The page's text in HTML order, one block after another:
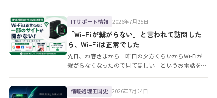
ITサポート情報 2026年7月25日
「Wi-Fiが繋がらない」と言われて訪問した
ら、Wi-Fiは正常でした
先日、お客さまから「昨日の夕方くらいからWi-Fiが
繋がらなくなったので見てほしい」というお電話をい
情報処理王国史 2026年7月24日